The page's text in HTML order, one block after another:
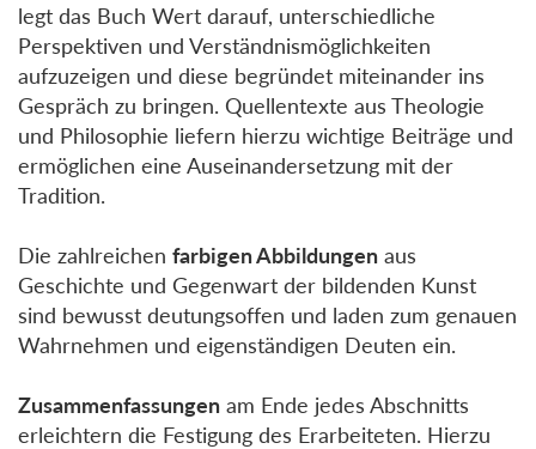
legt das Buch Wert darauf, unterschiedliche
Perspektiven und Verständnismöglichkeiten
aufzuzeigen und diese begründet miteinander ins
Gespräch zu bringen. Quellentexte aus Theologie
und Philosophie liefern hierzu wichtige Beiträge und
ermöglichen eine Auseinandersetzung mit der
Tradition.
Die zahlreichen farbigen Abbildungen aus
Geschichte und Gegenwart der bildenden Kunst
sind bewusst deutungsoffen und laden zum genauen
Wahrnehmen und eigenständigen Deuten ein.
Zusammenfassungen am Ende jedes Abschnitts
erleichtern die Festigung des Erarbeiteten. Hierzu